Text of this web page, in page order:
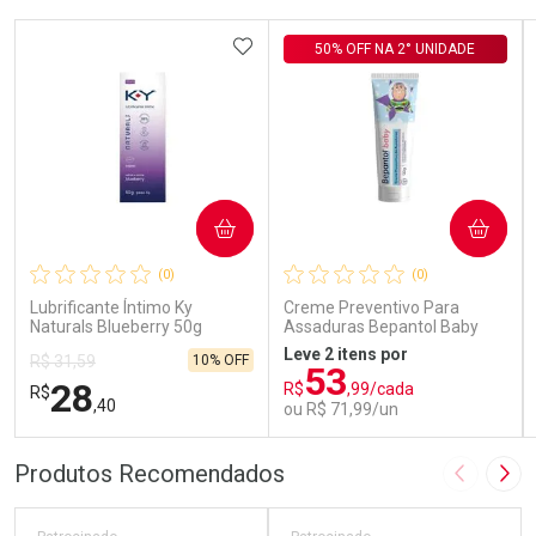
(0)
Lubrificante Íntimo Ky
Naturals Blueberry 50g
R$ 31,59
R$28,40
10% OFF
ADICIONAR AOS FAVORITOS
COMPRAR
FECHAR
FECHAR
Por Menos
(0)
Creme Preventivo Para
Assaduras Bepantol Baby
Toy Story Personagens
Sortidos 120g
50% OFF NA 2° UNIDADE
Leve 2 itens por
R$53,99/cada
ou R$ 71,99/un
COMPRAR
Por Menos
Produtos Recomendados Imagem